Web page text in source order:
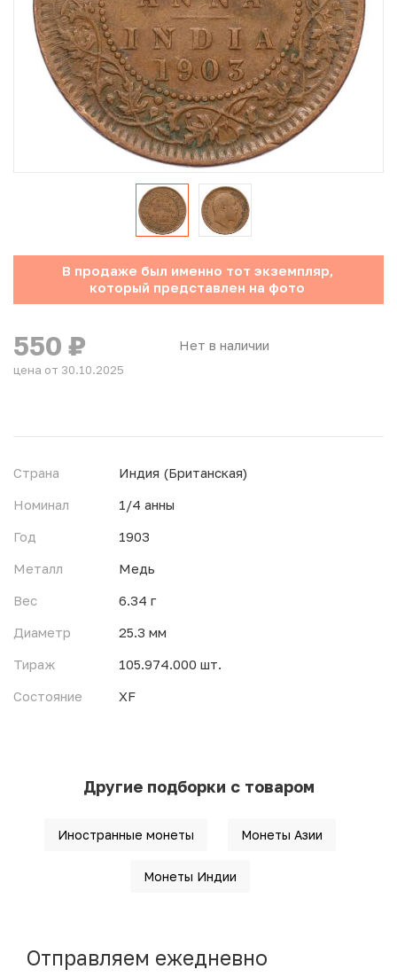
Юбилейные монеты Банка России (с 1999 года)
Памятные и инвестиционные монеты СССР и России
Иностранные монеты
Неофициальные выпуски монет (Unusual)
Античные и средневековые монеты
Инвестиционные монеты
В продаже был именно тот экземпляр,
который представлен на фото
Нет в наличии
550 ₽
цена от 30.10.2025
Страна
Индия (Британская)
Номинал
1/4 анны
Год
1903
Металл
Медь
Вес
6.34 г
Диаметр
25.3 мм
Тираж
105.974.000 шт.
Состояние
XF
Другие подборки с товаром
Иностранные монеты Монеты Азии
Монеты Индии
Отправляем ежедневно